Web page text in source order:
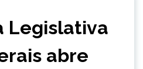
Legislativa
abre